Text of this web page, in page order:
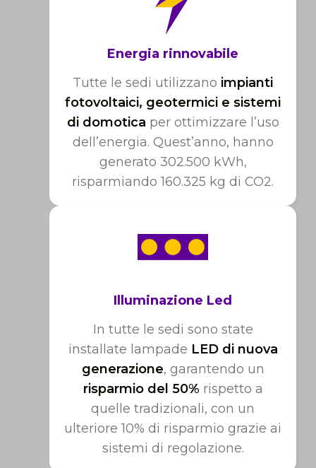
Energia rinnovabile
Tutte le sedi utilizzano impianti
fotovoltaici, geotermici e sistemi
di domotica per ottimizzare l’uso
dell’energia. Quest’anno, hanno
generato 302.500 kWh,
risparmiando 160.325 kg di CO2.
Illuminazione Led
In tutte le sedi sono state
installate lampade LED di nuova
generazione, garantendo un
risparmio del 50% rispetto a
quelle tradizionali, con un
ulteriore 10% di risparmio grazie ai
sistemi di regolazione.